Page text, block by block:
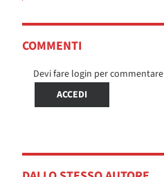
COMMENTI
Devi fare login per commentare
ACCEDI